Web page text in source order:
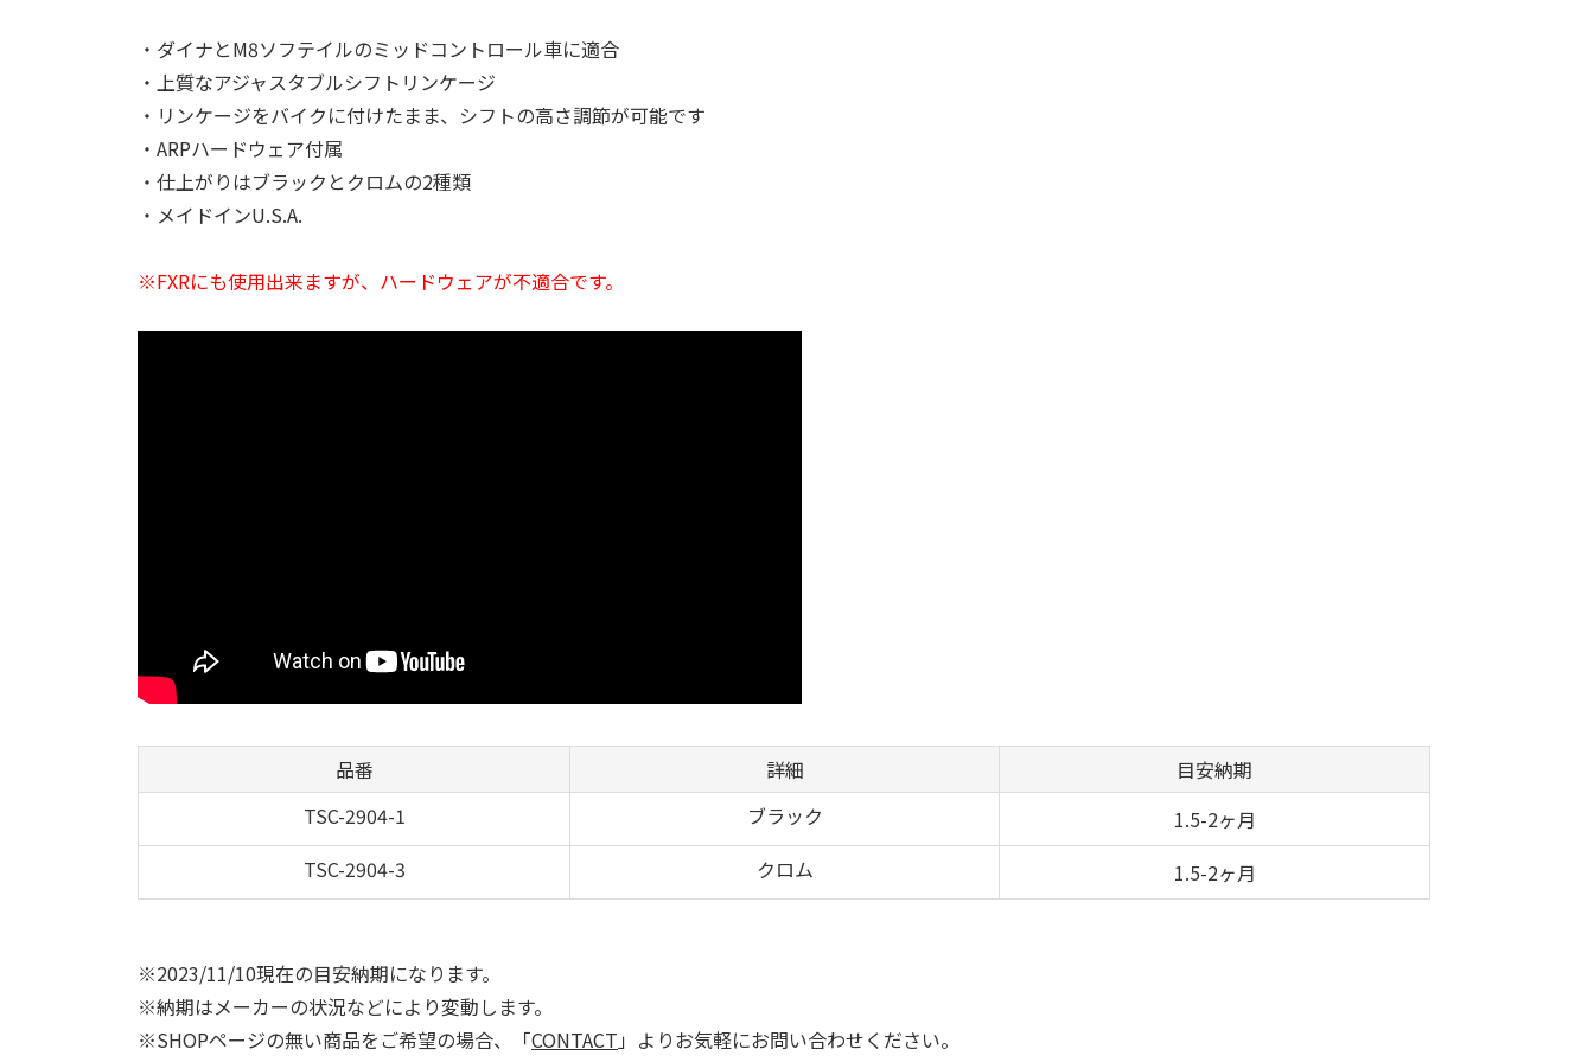
・ダイナとM8ソフテイルのミッドコントロール車に適合
・上質なアジャスタブルシフトリンケージ
・リンケージをバイクに付けたまま、シフトの高さ調節が可能です
・ARPハードウェア付属
・仕上がりはブラックとクロムの2種類
・メイドインU.S.A.
※FXRにも使用出来ますが、ハードウェアが不適合です。
品番 詳細
目安納期
TSC-2904-1
ブラック
1.5-2ヶ月
TSC-2904-3
クロム 1.5-2ヶ月
※2023/11/10現在の目安納期になります。
※納期はメーカーの状況などにより変動します。
※SHOPページの無い商品をご希望の場合、「CONTACT 」よりお気軽にお問い合わせください。